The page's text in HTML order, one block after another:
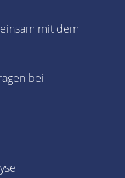
mit dem
bei